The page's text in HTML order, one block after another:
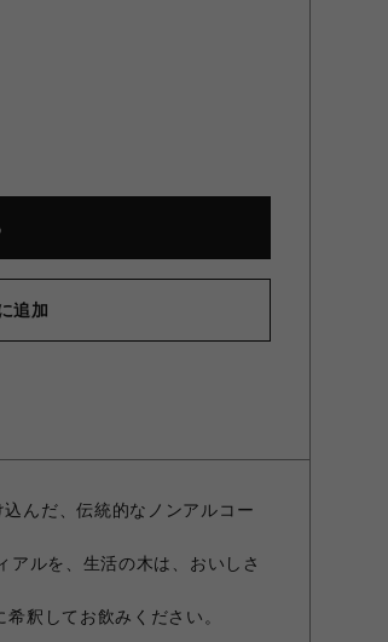
追加
んだ、伝統的なノンアルコー
ルを、生活の木は、おいしさ
釈してお飲みください。